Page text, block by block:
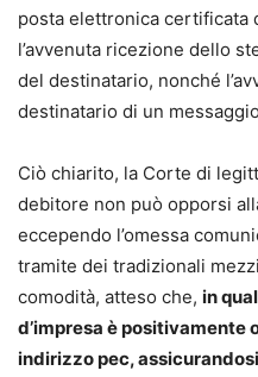
posta elettronica certificata
l’avvenuta ricezione dello
del destinatario, nonché
destinatario di un
Ciò chiarito, la Corte di
debitore non può opporsi
eccependo l’omessa
tramite dei tradizionali
comodità, atteso che, in
d’impresa è positivamente
indirizzo pec,